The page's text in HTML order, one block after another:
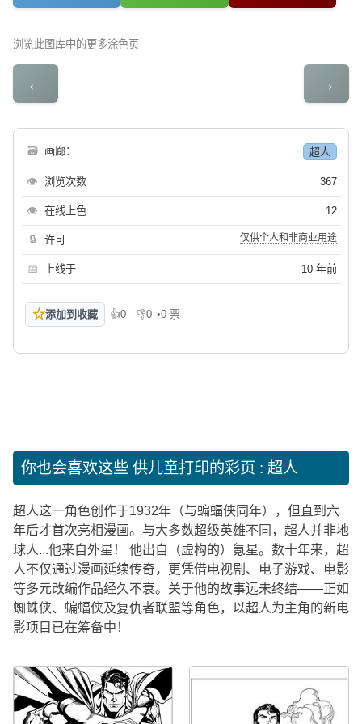
浏览此图库中的更多涂色页
← →
🗃 画廊： 超人
👁 浏览次数 367
👁 在线上色 12
🔒 许可 仅供个人和非商业用途
📅 上线于 10 年前
☆添加到收藏 👍0
喜欢 👎0
不喜欢
•0 票
你也会喜欢这些 供儿童打印的彩页 : 超人
超人这一角色创作于1932年（与蝙蝠侠同年），但直到六
年后才首次亮相漫画。与大多数超级英雄不同，超人并非地
球人...他来自外星！ 他出自（虚构的）氪星。数十年来，超
人不仅通过漫画延续传奇，更凭借电视剧、电子游戏、电影
等多元改编作品经久不衰。关于他的故事远未终结——正如
蜘蛛侠、蝙蝠侠及复仇者联盟等角色，以超人为主角的新电
影项目已在筹备中！